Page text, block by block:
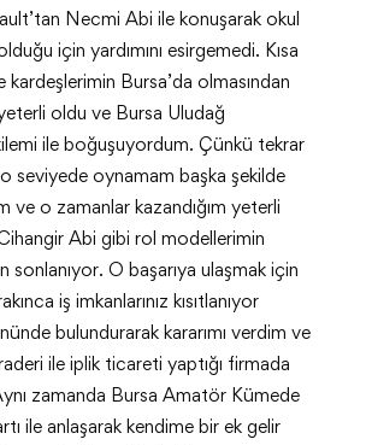
Necmi Abi ile konuşarak okul
için yardımını esirgemedi. Kısa
kardeşlerimin Bursa’da olmasından
oldu ve Bursa Uludağ
ile boğuşuyordum. Çünkü tekrar
seviyede oynamam başka şekilde
ve o zamanlar kazandığım yeterli
Abi gibi rol modellerimin
sonlanıyor. O başarıya ulaşmak için
iş imkanlarınız kısıtlanıyor
bulundurarak kararımı verdim ve
ile iplik ticareti yaptığı firmada
zamanda Bursa Amatör Kümede
ile anlaşarak kendime bir ek gelir